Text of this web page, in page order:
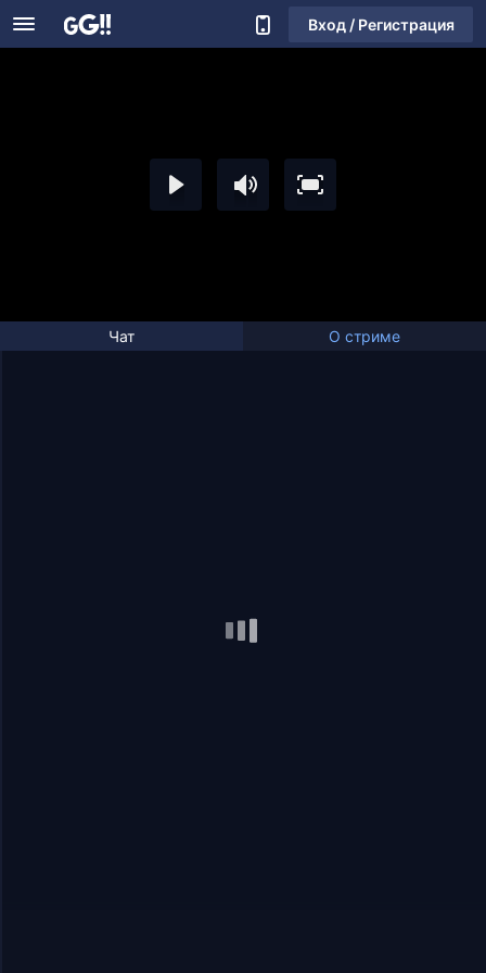
Вход / Регистрация
Чат О стриме